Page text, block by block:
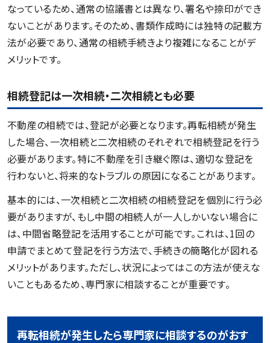
なっているため、通常の協議書とは異なり、署名や捺印ができ
ないことがあります。そのため、書類作成時には独特の記載方
法が必要であり、通常の相続手続きより複雑になることがデ
メリットです。
相続登記は一次相続・二次相続とも必要
不動産の相続では、登記が必要となります。再転相続が発生
した場合、一次相続と二次相続のそれぞれで相続登記を行う
必要があります。特に不動産を引き継ぐ際は、適切な登記を
行わないと、将来的なトラブルの原因になることがあります。
基本的には、一次相続と二次相続の相続登記を個別に行う必
要がありますが、もし中間の相続人が一人しかいない場合に
は、中間省略登記を活用することが可能です。これは、1回の
申請でまとめて登記を行う方法で、手続きの簡略化が図れる
メリットがあります。ただし、状況によってはこの方法が使えな
いこともあるため、専門家に相談することが重要です。
再転相続が発生したら専門家に相談するのがおす